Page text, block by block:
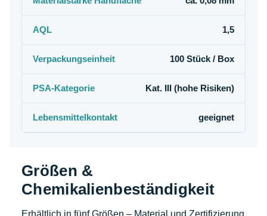
AQL 1,5
Verpackungseinheit 100 Stück / Box
PSA-Kategorie Kat. III (hohe Risiken)
Lebensmittelkontakt geeignet
Größen &
Chemikalienbeständigkeit